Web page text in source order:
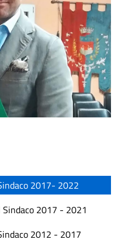
2017- 2022
2017 - 2021
2012 - 2017